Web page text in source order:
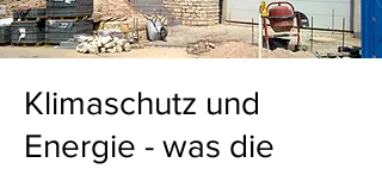
Klimaschutz und
Energie - was die